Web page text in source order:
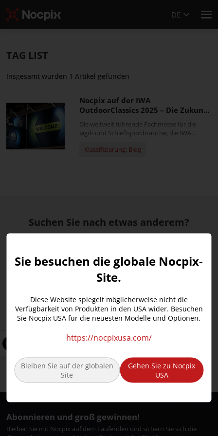
DE
TAG LIST
Insgesamt wurden 1 Artikel gefunden
Nocpix auf der IWA
OutdoorClassics 2025 – Die Zukunft
der Wärmebildtechnik neu
definiert
Die weltweit führende Fachmesse für die
Jagd- und Schießsportbranche, die IWA
bis 2. März 2025 in Nürnberg statt. Als
Klassifizierung: Blog
Suchen Sie nach etwas anderem?
RICO 2- S75R•H75R•H50R•L42R
Vista – S50R•H50R•H50•H35R•H35
ACE RM – S60R•H50R
Abonnieren und groß gewinnen!
Bleiben Sie mit Nocpix auf dem Laufenden und sichern Sie sich die
Sie besuchen die globale Nocpix-
Site.
Diese Website spiegelt möglicherweise nicht die
Verfügbarkeit von Produkten in den USA wider. Besuchen
Sie Nocpix USA für die neuesten Modelle und Optionen.
https://nocpixusa.com/
Bleiben Sie auf der globalen
Site
Gehen Sie zu Nocpix
USA